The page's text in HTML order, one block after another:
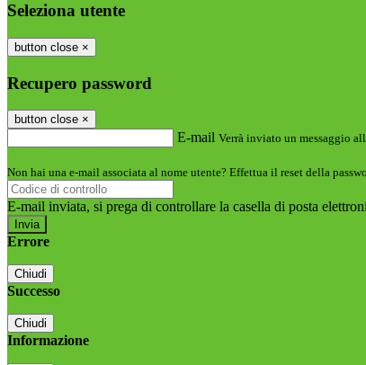
Seleziona utente
button close ×
Recupero password
button close ×
E-mail Verrà inviato un messaggio
Non hai una e-mail associata al nome utente? Effettua il reset della
E-mail inviata, si prega di controllare la casella di posta
Errore
Chiudi
Successo
Chiudi
Informazione